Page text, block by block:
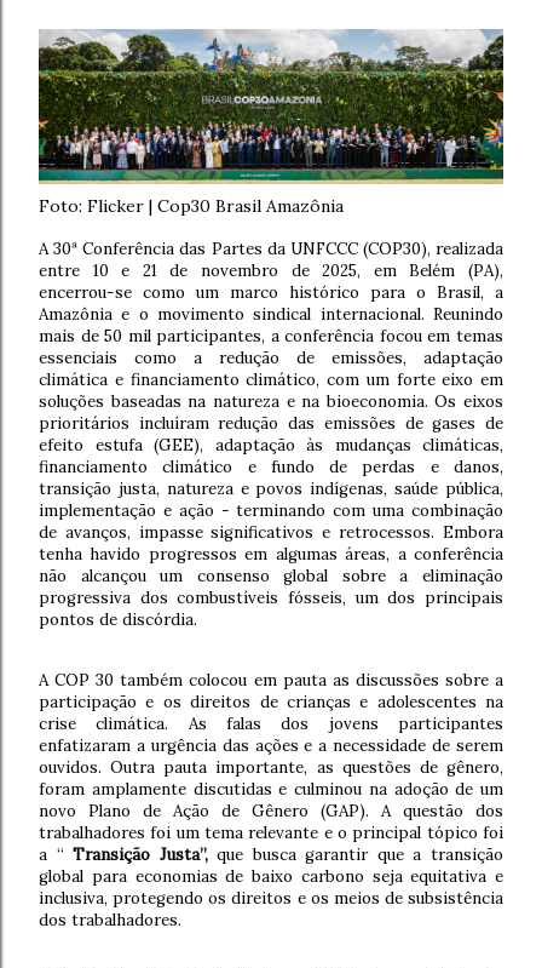
Foto: Flicker | Cop30 Brasil Amazônia
A 30ª Conferência das Partes da UNFCCC (COP30), realizada
entre 10 e 21 de novembro de 2025, em Belém (PA),
encerrou-se como um marco histórico para o Brasil, a
Amazônia e o movimento sindical internacional. Reunindo
mais de 50 mil participantes, a conferência focou em temas
essenciais como a redução de emissões, adaptação
climática e financiamento climático, com um forte eixo em
soluções baseadas na natureza e na bioeconomia. Os eixos
prioritários incluíram redução das emissões de gases de
efeito estufa (GEE), adaptação às mudanças climáticas,
financiamento climático e fundo de perdas e danos,
transição justa, natureza e povos indígenas, saúde pública,
implementação e ação - terminando com uma combinação
de avanços, impasse significativos e retrocessos. Embora
tenha havido progressos em algumas áreas, a conferência
não alcançou um consenso global sobre a eliminação
progressiva dos combustíveis fósseis, um dos principais
pontos de discórdia.
A COP 30 também colocou em pauta as discussões sobre a
participação e os direitos de crianças e adolescentes na
crise climática. As falas dos jovens participantes
enfatizaram a urgência das ações e a necessidade de serem
ouvidos.Outra pauta importante, as questões de gênero,
foram amplamente discutidas e culminou na adoção de um
novo Plano de Ação de Gênero (GAP). A questão dos
trabalhadores foi um tema relevante e o principal tópico foi
a “Transição Justa”,que busca garantir que a transição
global para economias de baixo carbono seja equitativa e
inclusiva, protegendo os direitos e os meios de subsistência
dos trabalhadores.